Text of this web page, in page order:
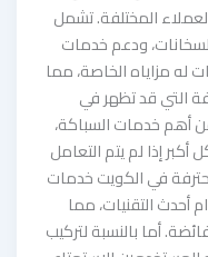
المختلفة. تشمل
ودعم خدمات
مزاياه الخاصة، مما
التي قد تظهر في
أهم خدمات السباكة،
إذا لم يتم التعامل
في الكويت خدمات
أحدث التقنيات، مما
أما بالنسبة لتركيب